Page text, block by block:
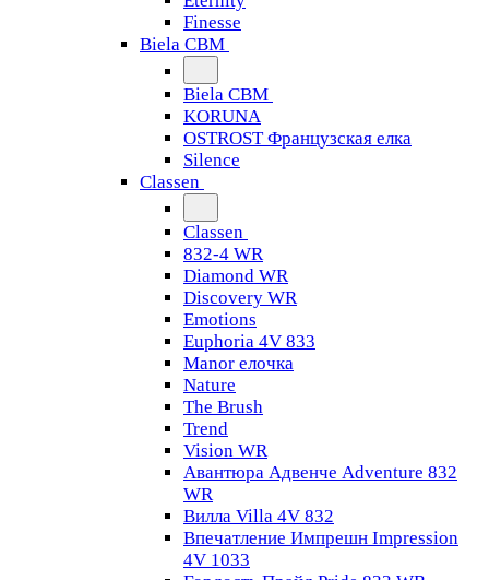
Finesse
Biela CBM
Biela CBM
KORUNA
OSTROST Французская елка
Silence
Classen
Classen
832-4 WR
Diamond WR
Discovery WR
Emotions
Euphoria 4V 833
Manor елочка
Nature
The Brush
Trend
Vision WR
Авантюра Адвенче Adventure 832
WR
Вилла Villa 4V 832
Впечатление Импрешн Impression
4V 1033